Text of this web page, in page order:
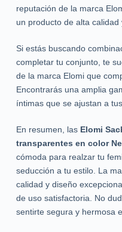
reputación de la marca
un producto de alta calidad
Si estás buscando
completar tu conjunto, te
de la marca Elomi que
Encontrarás una amplia
íntimas que se ajustan a
En resumen, las Elomi
transparentes en color
cómoda para realzar tu
seducción a tu estilo. La
calidad y diseño
de uso satisfactoria. No
sentirte segura y hermosa